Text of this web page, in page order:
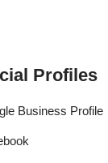
Profiles
Business Profile